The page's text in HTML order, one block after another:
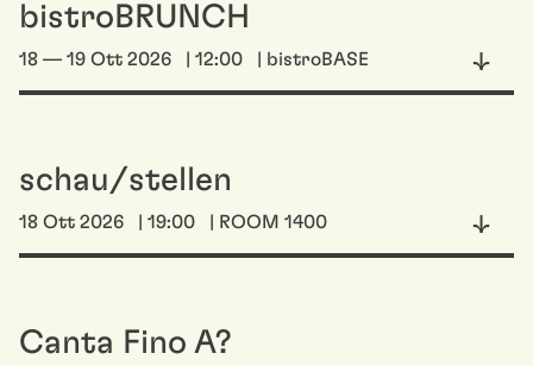
bistroBRUNCH
18 — 19 Ott 2026 | 12:00 | bistroBASE
schau/stellen
18 Ott 2026 | 19:00 | ROOM 1400
Canta Fino A?